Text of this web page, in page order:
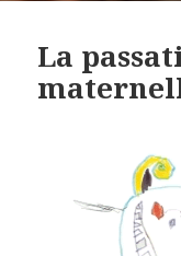
La